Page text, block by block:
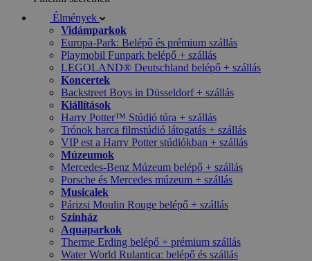
Élmények
Vidámparkok
Europa-Park: Belépő és prémium szállás
Playmobil Funpark belépő + szállás
LEGOLAND® Deutschland belépő + szállás
Koncertek
Backstreet Boys in Düsseldorf + szállás
Kiállítások
Harry Potter™ Stúdió túra + szállás
Trónok harca filmstúdió látogatás + szállás
VIP est a Harry Potter stúdiókban + szállás
Múzeumok
Mercedes-Benz Múzeum belépő + szállás
Porsche és Mercedes múzeum + szállás
Musicalek
Párizsi Moulin Rouge belépő + szállás
Színház
Aquaparkok
Therme Erding belépő + prémium szállás
Water World Rulantica: belépő és szállás